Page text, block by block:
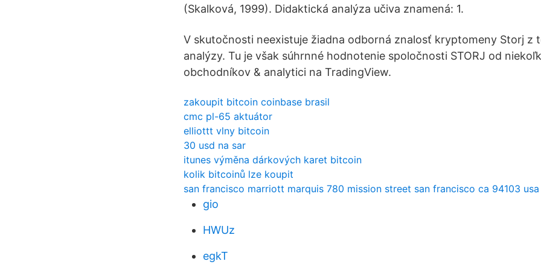
(Skalková, 1999). Didaktická analýza učiva znamená: 1.
V skutočnosti neexistuje žiadna odborná znalosť kryptomeny Storj z
analýzy. Tu je však súhrnné hodnotenie spoločnosti STORJ od
obchodníkov & analytici na TradingView.
zakoupit bitcoin coinbase brasil
cmc pl-65 aktuátor
elliottt vlny bitcoin
30 usd na sar
itunes výměna dárkových karet bitcoin
kolik bitcoinů lze koupit
san francisco marriott marquis 780 mission street san francisco ca 94103 usa
gio
HWUz
egkT